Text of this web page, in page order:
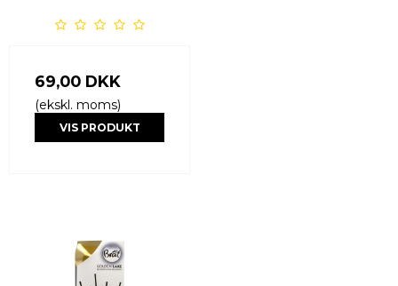
69,00 DKK
(ekskl. moms)
VIS PRODUKT